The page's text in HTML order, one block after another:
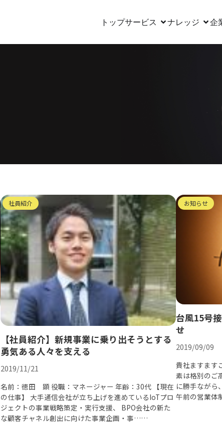
トップサービス ナレッジ 企
社員紹介
【社員紹介】新規事業に乗り出そうとする
勇気ある人々を支える
2019/11/21
名前：徳田 顕 役職：マネージャー 年齢：30代 【現在
の仕事】 大手通信会社が立ち上げを進めているIoTプロ
ジェクトの事業戦略策定・実行支援、 BPO会社の新た
な顧客チャネル創出に向けた事業企画・事……
お知らせ
台風15号
せ
2019/09/09
貴社ますます
素は格別のご
に勝手ながら
午前の営業体